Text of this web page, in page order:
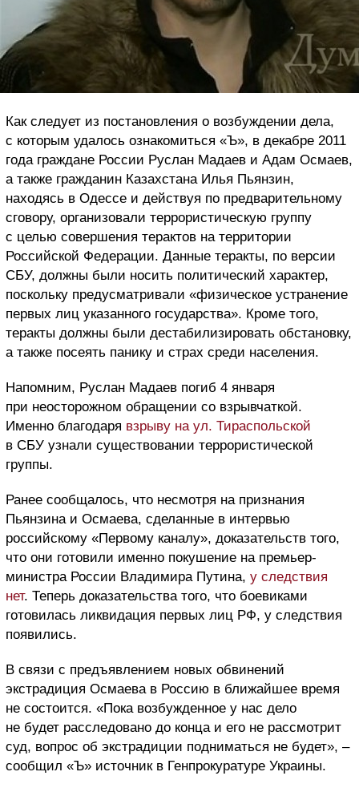
Как следует из постановления о возбуждении дела,
с которым удалось ознакомиться «Ъ», в декабре 2011
года граждане России Руслан Мадаев и Адам Осмаев,
а также гражданин Казахстана Илья Пьянзин,
находясь в Одессе и действуя по предварительному
сговору, организовали террористическую группу
с целью совершения терактов на территории
Российской Федерации. Данные теракты, по версии
СБУ, должны были носить политический характер,
поскольку предусматривали «физическое устранение
первых лиц указанного государства». Кроме того,
теракты должны были дестабилизировать обстановку,
а также посеять панику и страх среди населения.
Напомним, Руслан Мадаев погиб 4 января
при неосторожном обращении со взрывчаткой.
Именно благодаря взрыву на ул. Тираспольской
в СБУ узнали существовании террористической
группы.
Ранее сообщалось, что несмотря на признания
Пьянзина и Осмаева, сделанные в интервью
российскому «Первому каналу», доказательств того,
что они готовили именно покушение на премьер-
министра России Владимира Путина, у следствия
нет. Теперь доказательства того, что боевиками
готовилась ликвидация первых лиц РФ, у следствия
появились.
В связи с предъявлением новых обвинений
экстрадиция Осмаева в Россию в ближайшее время
не состоится. «Пока возбужденное у нас дело
не будет расследовано до конца и его не рассмотрит
суд, вопрос об экстрадиции подниматься не будет», –
сообщил «Ъ» источник в Генпрокуратуре Украины.